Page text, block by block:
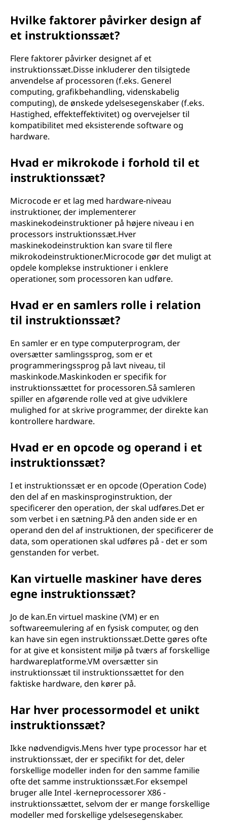
Hvilke faktorer påvirker design af
et instruktionssæt?
Flere faktorer påvirker designet af et
instruktionssæt.Disse inkluderer den tilsigtede
anvendelse af processoren (f.eks. Generel
computing, grafikbehandling, videnskabelig
computing), de ønskede ydelsesegenskaber (f.eks.
Hastighed, effekteffektivitet) og overvejelser til
kompatibilitet med eksisterende software og
hardware.
Hvad er mikrokode i forhold til et
instruktionssæt?
Microcode er et lag med hardware-niveau
instruktioner, der implementerer
maskinekodeinstruktioner på højere niveau i en
processors instruktionssæt.Hver
maskinekodeinstruktion kan svare til flere
mikrokodeinstruktioner.Microcode gør det muligt at
opdele komplekse instruktioner i enklere
operationer, som processoren kan udføre.
Hvad er en samlers rolle i relation
til instruktionssæt?
En samler er en type computerprogram, der
oversætter samlingssprog, som er et
programmeringssprog på lavt niveau, til
maskinkode.Maskinkoden er specifik for
instruktionssættet for processoren.Så samleren
spiller en afgørende rolle ved at give udviklere
mulighed for at skrive programmer, der direkte kan
kontrollere hardware.
Hvad er en opcode og operand i et
instruktionssæt?
I et instruktionssæt er en opcode (Operation Code)
den del af en maskinsproginstruktion, der
specificerer den operation, der skal udføres.Det er
som verbet i en sætning.På den anden side er en
operand den del af instruktionen, der specificerer de
data, som operationen skal udføres på - det er som
genstanden for verbet.
Kan virtuelle maskiner have deres
egne instruktionssæt?
Jo de kan.En virtuel maskine (VM) er en
softwareemulering af en fysisk computer, og den
kan have sin egen instruktionssæt.Dette gøres ofte
for at give et konsistent miljø på tværs af forskellige
hardwareplatforme.VM oversætter sin
instruktionssæt til instruktionssættet for den
faktiske hardware, den kører på.
Har hver processormodel et unikt
instruktionssæt?
Ikke nødvendigvis.Mens hver type processor har et
instruktionssæt, der er specifikt for det, deler
forskellige modeller inden for den samme familie
ofte det samme instruktionssæt.For eksempel
bruger alle Intel -kerneprocessorer X86 -
instruktionssættet, selvom der er mange forskellige
modeller med forskellige ydelsesegenskaber.